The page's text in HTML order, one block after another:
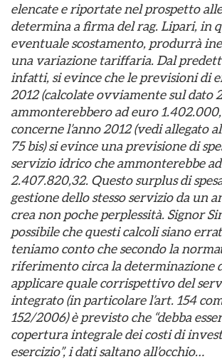
elencate e riportate nel prospetto
determina a firma del rag. Lipari, in
eventuale scostamento, produrrà
una variazione tariffaria. Dal
infatti, si evince che le previsioni di
2012 (calcolate ovviamente sul dato
ammonterebbero ad euro
concerne l’anno 2012 (vedi allegato
75 bis) si evince una previsione di
servizio idrico che ammonterebbe
2.407.820,32. Questo surplus di
gestione dello stesso servizio da un
crea non poche perplessità. Signor
possibile che questi calcoli siano
teniamo conto che secondo la
riferimento circa la determinazione
applicare quale corrispettivo del
integrato (in particolare l’art. 154
152/2006) è previsto che “debba
copertura integrale dei costi di
esercizio”, i dati saltano all’occhio…